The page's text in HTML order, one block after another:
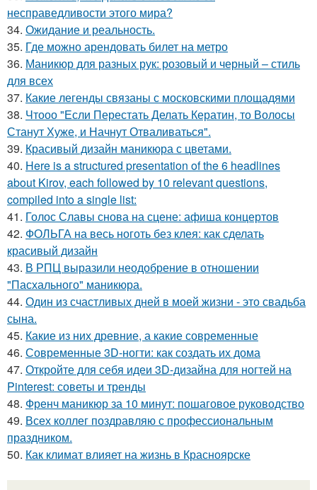
несправедливости этого мира?
34. Ожидание и реальность.
35. Где можно арендовать билет на метро
36. Маникюр для разных рук: розовый и черный – стиль
для всех
37. Какие легенды связаны с московскими площадями
38. Чтооо "Если Перестать Делать Кератин, то Волосы
Станут Хуже, и Начнут Отваливаться".
39. Красивый дизайн маникюра с цветами.
40. Here is a structured presentation of the 6 headlines
about Kirov, each followed by 10 relevant questions,
compiled into a single list:
41. Голос Славы снова на сцене: афиша концертов
42. ФОЛЬГА на весь ноготь без клея: как сделать
красивый дизайн
43. В РПЦ выразили неодобрение в отношении
"Пасхального" маникюра.
44. Один из счастливых дней в моей жизни - это свадьба
сына.
45. Какие из них древние, а какие современные
46. Современные 3D-ногти: как создать их дома
47. Откройте для себя идеи 3D-дизайна для ногтей на
Pinterest: советы и тренды
48. Френч маникюр за 10 минут: пошаговое руководство
49. Всех коллег поздравляю с профессиональным
праздником.
50. Как климат влияет на жизнь в Красноярске